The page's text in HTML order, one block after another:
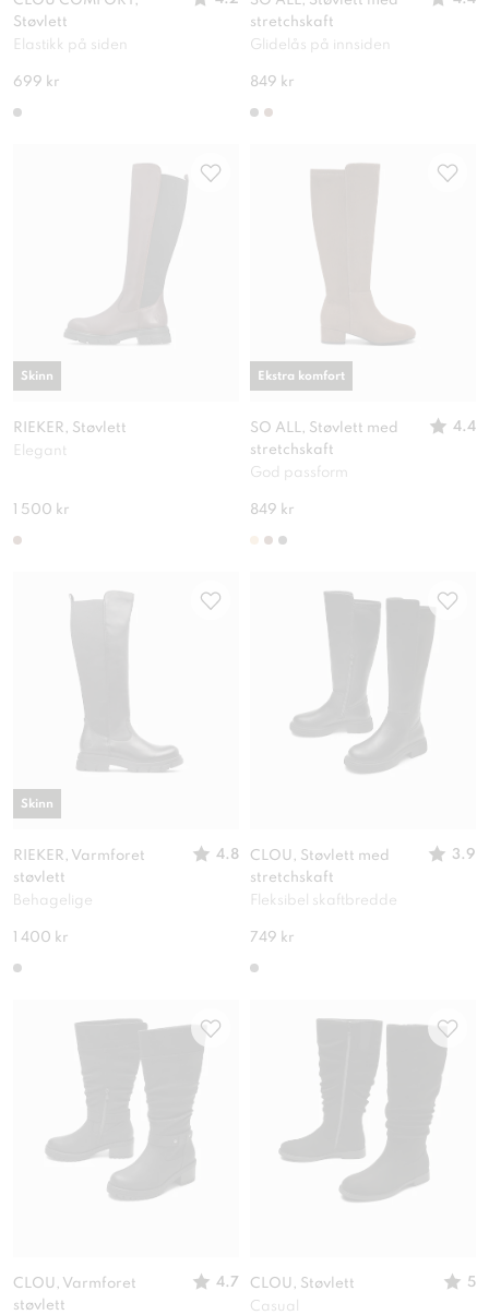
Støvlett
Elastikk på siden
699 kr
stretchskaft
Glidelås på innsiden
849 kr
RIEKER, Støvlett
Elegant
1 500 kr
Skinn
SO ALL, Støvlett med
stretchskaft
4.4
God passform
849 kr
Ekstra komfort
RIEKER, Varmforet
støvlett
4.8
Behagelige
1 400 kr
Skinn
CLOU, Støvlett med
stretchskaft
3.9
Fleksibel skaftbredde
749 kr
CLOU, Varmforet
støvlett
4.7 CLOU, Støvlett
5
Casual